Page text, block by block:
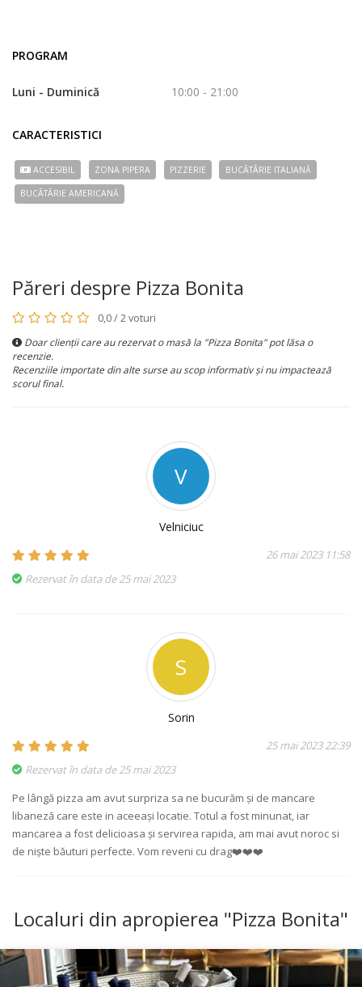
PROGRAM
Luni - Duminică 10:00 - 21:00
CARACTERISTICI
ACCESIBIL ZONA PIPERA PIZZERIE BUCÃTÃRIE ITALIANĂ
BUCÃTÃRIE AMERICANĂ
Păreri despre Pizza Bonita
0,0 / 2 voturi
Doar clienții care au rezervat o masă la "Pizza Bonita" pot lăsa o
recenzie.
Recenziile importate din alte surse au scop informativ și nu impactează
scorul final.
V
Velniciuc
26 mai 2023 11:58
Rezervat în data de 25 mai 2023
S
Sorin
25 mai 2023 22:39
Rezervat în data de 25 mai 2023
Pe lângă pizza am avut surpriza sa ne bucurăm și de mancare
libaneză care este in aceeași locatie. Totul a fost minunat, iar
mancarea a fost delicioasa și servirea rapida, am mai avut noroc si
de niște băuturi perfecte. Vom reveni cu drag❤️❤️❤️
Localuri din apropierea "Pizza Bonita"